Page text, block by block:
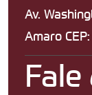
Av.
Amaro
Fale